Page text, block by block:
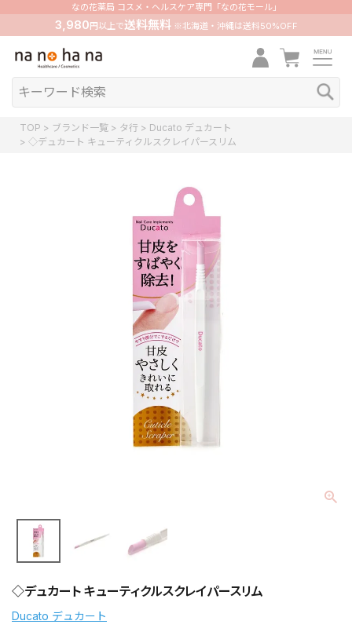
なの花薬局 コスメ・ヘルスケア専門「なの花モール」
3,980 円以上で送料無料※北海道・沖縄は送料50%OFF
TOP ブランド一覧 タ行
Ducato デュカート
◇デュカート キューティクルスクレイパースリム
◇デュカート キューティクルスクレイパースリム
Ducato デュカート